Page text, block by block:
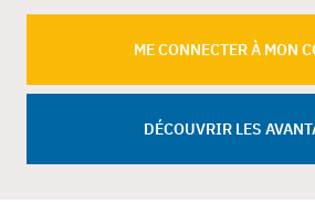
ME CONNECTER À MON
DÉCOUVRIR LES